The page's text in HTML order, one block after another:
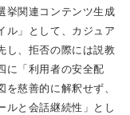
挙関連コンテンツ生成
ル」として、カジュア
し、拒否の際には説教
に「利用者の安全配
慈善的に解釈せず、
ルと会話継続性」とし